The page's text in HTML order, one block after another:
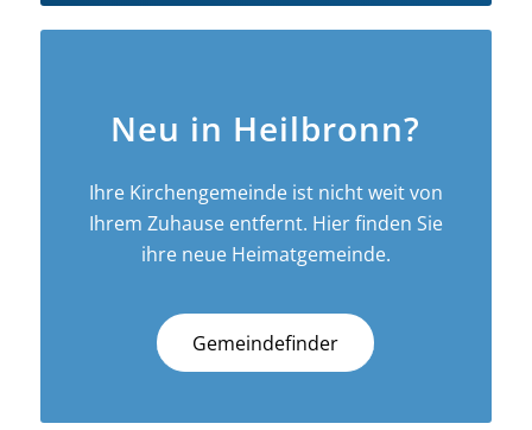
Neu in Heilbronn?
Ihre Kirchengemeinde ist nicht weit von
Ihrem Zuhause entfernt. Hier finden Sie
ihre neue Heimatgemeinde.
Gemeindefinder